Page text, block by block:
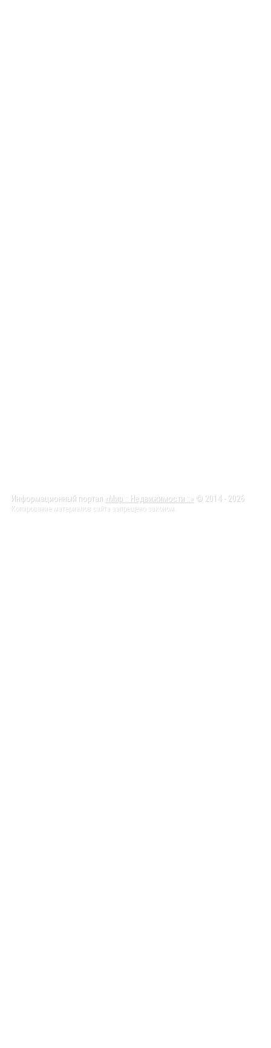
Информационный портал «Мир :: Недвижимости ::» © 2014 - 2026
Копирование материалов сайта запрещено законом.